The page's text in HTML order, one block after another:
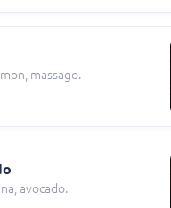
massago.
avocado.